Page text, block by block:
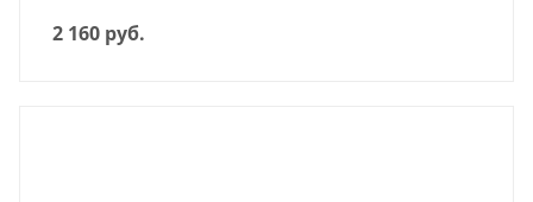
2 160 руб.